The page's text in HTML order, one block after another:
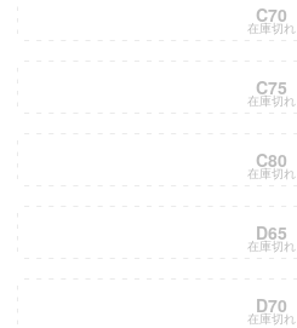
C70
在庫切れ
C75
在庫切れ
C80
在庫切れ
D65
在庫切れ
D70
在庫切れ